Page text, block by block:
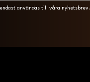
användas till våra nyhetsbrev.